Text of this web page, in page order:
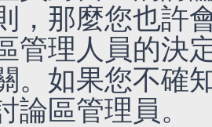
，那麼您也許
管理人員的決
。如果您不確
論區管理員。